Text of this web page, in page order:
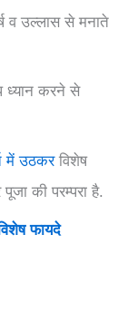
व उल्लास से मनाते
ध्यान करने से
में उठकरविशेष
की परम्परा है.
फायदे